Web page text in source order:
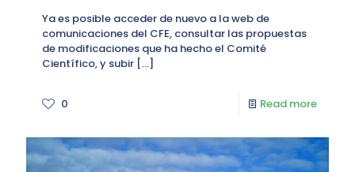
Ya es posible acceder de nuevo a la web de
comunicaciones del CFE, consultar las propuestas
de modificaciones que ha hecho el Comité
Científico, y subir […]
0 Read more